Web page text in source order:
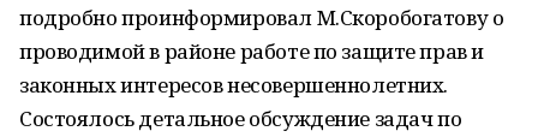
подробно проинформировал М.Скоробогатову о
проводимой в районе работе по защите прав и
законных интересов несовершеннолетних.
Состоялось детальное обсуждение задач по